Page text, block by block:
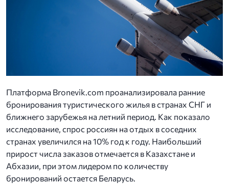
Платформа Bronevik.com проанализировала ранние
бронирования туристического жилья в странах СНГ и
ближнего зарубежья на летний период. Как показало
исследование, спрос россиян на отдых в соседних
странах увеличился на 10% год к году. Наибольший
прирост числа заказов отмечается в Казахстане и
Абхазии, при этом лидером по количеству
бронирований остается Беларусь.